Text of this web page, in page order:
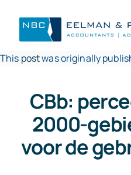
inhoud
Wie
This postwas originally
CBb:
2000-
voor de